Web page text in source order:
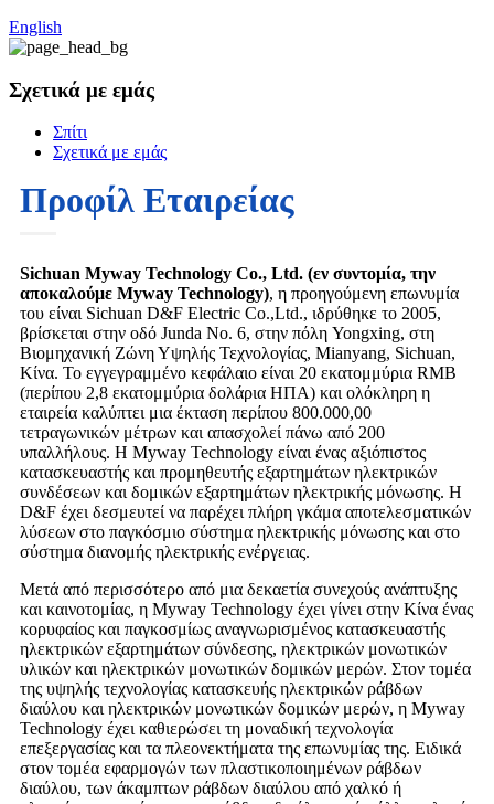
English
Σχετικά με εμάς
Σπίτι
Σχετικά με εμάς
Προφίλ Εταιρείας
Sichuan Myway Technology Co., Ltd. (εν συντομία, την
αποκαλούμε Myway Technology), η προηγούμενη επωνυμία
του είναι Sichuan D&F Electric Co.,Ltd., ιδρύθηκε το 2005,
βρίσκεται στην οδό Junda Νο. 6, στην πόλη Yongxing, στη
Βιομηχανική Ζώνη Υψηλής Τεχνολογίας, Mianyang, Sichuan,
Κίνα. Το εγγεγραμμένο κεφάλαιο είναι 20 εκατομμύρια RMB
(περίπου 2,8 εκατομμύρια δολάρια ΗΠΑ) και ολόκληρη η
εταιρεία καλύπτει μια έκταση περίπου 800.000,00
τετραγωνικών μέτρων και απασχολεί πάνω από 200
υπαλλήλους. Η Myway Technology είναι ένας αξιόπιστος
κατασκευαστής και προμηθευτής εξαρτημάτων ηλεκτρικών
συνδέσεων και δομικών εξαρτημάτων ηλεκτρικής μόνωσης. Η
D&F έχει δεσμευτεί να παρέχει πλήρη γκάμα αποτελεσματικών
λύσεων στο παγκόσμιο σύστημα ηλεκτρικής μόνωσης και στο
σύστημα διανομής ηλεκτρικής ενέργειας.
Μετά από περισσότερο από μια δεκαετία συνεχούς ανάπτυξης
και καινοτομίας, η Myway Technology έχει γίνει στην Κίνα ένας
κορυφαίος και παγκοσμίως αναγνωρισμένος κατασκευαστής
ηλεκτρικών εξαρτημάτων σύνδεσης, ηλεκτρικών μονωτικών
υλικών και ηλεκτρικών μονωτικών δομικών μερών. Στον τομέα
της υψηλής τεχνολογίας κατασκευής ηλεκτρικών ράβδων
διαύλου και ηλεκτρικών μονωτικών δομικών μερών, η Myway
Technology έχει καθιερώσει τη μοναδική τεχνολογία
επεξεργασίας και τα πλεονεκτήματα της επωνυμίας της. Ειδικά
στον τομέα εφαρμογών των πλαστικοποιημένων ράβδων
διαύλου, των άκαμπτων ράβδων διαύλου από χαλκό ή